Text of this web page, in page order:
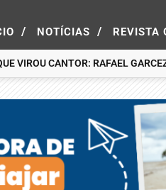
/ NOTÍCIAS / REVISTA
CANTOR: RAFAEL GARCEZ